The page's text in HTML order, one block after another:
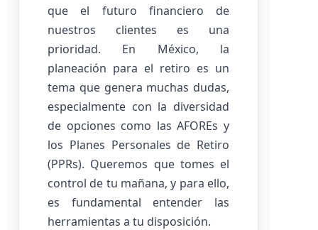
que el futuro financiero de
nuestros clientes es una
prioridad. En México, la
planeación para el retiro es un
tema que genera muchas dudas,
especialmente con la diversidad
de opciones como las AFOREs y
los Planes Personales de Retiro
(PPRs). Queremos que tomes el
control de tu mañana, y para ello,
es fundamental entender las
herramientas a tu disposición.